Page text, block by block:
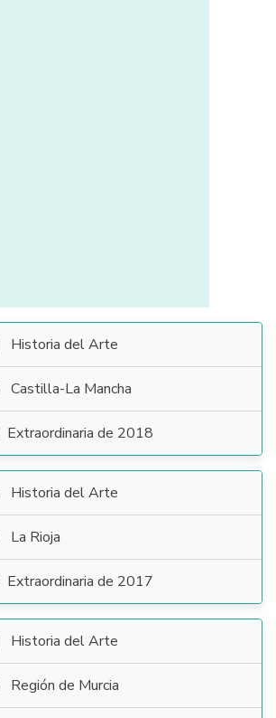
Historia del Arte
Castilla-La Mancha
Extraordinaria de 2018
Historia del Arte
La Rioja
Extraordinaria de 2017
Historia del Arte
Región de Murcia